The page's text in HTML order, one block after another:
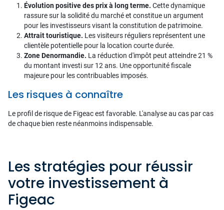
Évolution positive des prix à long terme. Cette dynamique
rassure sur la solidité du marché et constitue un argument
pour les investisseurs visant la constitution de patrimoine.
Attrait touristique. Les visiteurs réguliers représentent une
clientèle potentielle pour la location courte durée.
Zone Denormandie. La réduction d'impôt peut atteindre 21 %
du montant investi sur 12 ans. Une opportunité fiscale
majeure pour les contribuables imposés.
Les risques à connaître
Le profil de risque de Figeac est favorable. L'analyse au cas par cas
de chaque bien reste néanmoins indispensable.
Les stratégies pour réussir
votre investissement à
Figeac